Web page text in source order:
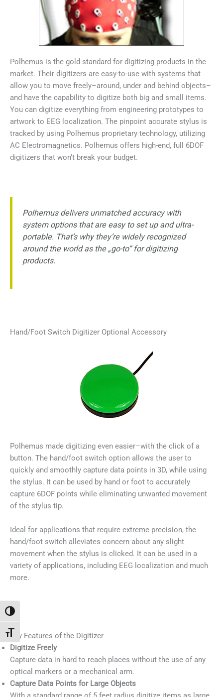
Umschalten auf hohe Kontraste
Schrift vergrößern
Polhemus is the gold standard for digitizing products in the
market. Their digitizers are easy-to-use with systems that
allow you to move freely–around, under and behind objects–
and have the capability to digitize both big and small items.
You can digitize everything from engineering prototypes to
artwork to EEG localization. The pinpoint accurate stylus is
tracked by using Polhemus proprietary technology, utilizing
AC Electromagnetics. Polhemus offers high-end, full 6DOF
digitizers that won’t break your budget.
Polhemus delivers unmatched accuracy with
system options that are easy to set up and ultra-
portable. That’s why they’re widely recognized
around the world as the „go-to“ for digitizing
products.
Hand/Foot Switch Digitizer Optional Accessory
Polhemus made digitizing even easier–with the click of a
button. The hand/foot switch option allows the user to
quickly and smoothly capture data points in 3D, while using
the stylus. It can be used by hand or foot to accurately
capture 6DOF points while eliminating unwanted movement
of the stylus tip.
Ideal for applications that require extreme precision, the
hand/foot switch alleviates concern about any slight
movement when the stylus is clicked. It can be used in a
variety of applications, including EEG localization and much
more.
Key Features of the Digitizer
Digitize Freely
Capture data in hard to reach places without the use of any
optical markers or a mechanical arm.
Capture Data Points for Large Objects